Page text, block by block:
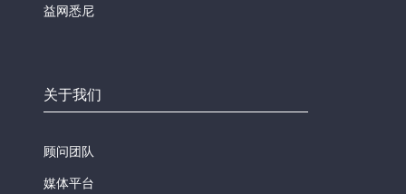
益网悉尼
关于我们
顾问团队
媒体平台